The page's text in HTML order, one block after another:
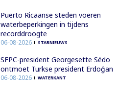
Puerto Ricaanse steden voeren
waterbeperkingen in tijdens
recorddroogte
06-08-2026 STARNIEUWS
SFPC-president Georgesette Sédo
ontmoet Turkse president Erdoğan
06-08-2026 WATERKANT